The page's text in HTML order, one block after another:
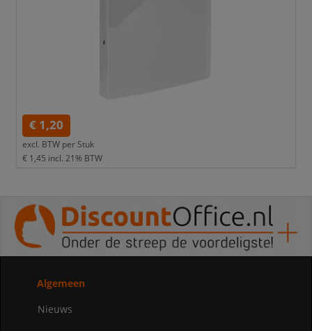
€ 1,20
excl. BTW per Stuk
€ 1,45 incl. 21% BTW
Algemeen
Nieuws